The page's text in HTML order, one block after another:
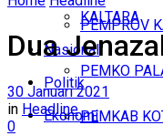
KALTARA
Nasional
Politik
Ekonomi
PEMPROV
PEMKO
PEMKAB
Dua
30 Januari 2021
in Headline
0